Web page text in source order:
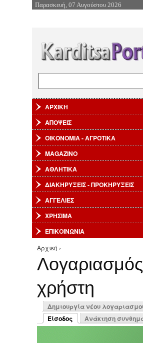
Επιστροφή στην
Παρασκευή, 07 Αυγούστου 2026
ΑΡΧΙΚΗ
ΑΠΟΨΕΙΣ
ΟΙΚΟΝΟΜΙΑ - ΑΓΡΟΤΙΚΑ
MAGAZINO
ΑΘΛΗΤΙΚΑ
ΔΙΑΚΗΡΥΞΕΙΣ - ΠΡΟΚΗΡΥΞΕΙΣ
ΑΓΓΕΛΙΕΣ
ΧΡΗΣΙΜΑ
ΕΠΙΚΟΙΝΩΝΙΑ
Είστε εδώ
Αρχική ›
Λογαριασμός
χρήστη
Πρωτεύουσες
Δημιουργία νέου
Είσοδος
(ενεργή καρτέλα)
Ανάκτηση